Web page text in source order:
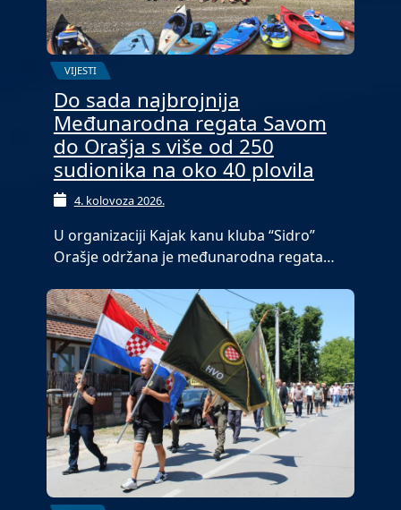
VIJESTI
Do sada najbrojnija
Međunarodna regata Savom
do Orašja s više od 250
sudionika na oko 40 plovila
4. kolovoza 2026.
U organizaciji Kajak kanu kluba “Sidro”
Orašje održana je međunarodna regata…